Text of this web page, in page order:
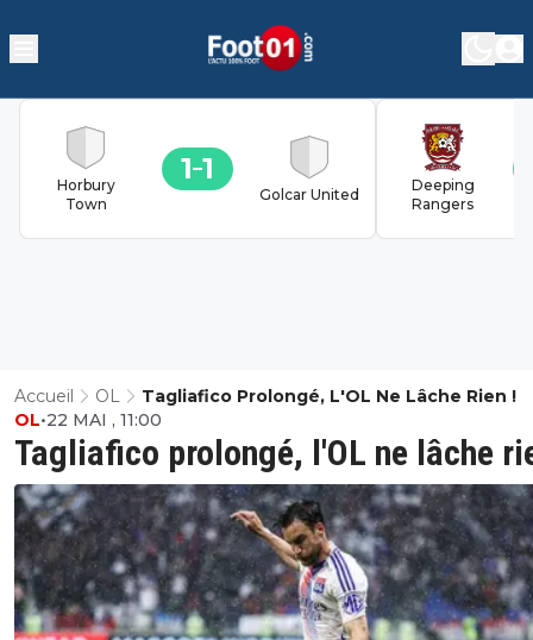
Horbury
Town
1 1
Golcar United
Deeping
Rangers
Accueil OL Tagliafico Prolongé, L'OL Ne Lâche Rien !
Tagliafico prolongé, l'OL ne lâche
OL•22 MAI , 11:00